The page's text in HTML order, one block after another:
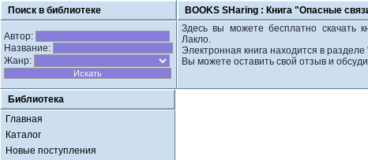
Поиск в библиотеке BOOKS SHaring : Книга "Опасные
Автор:
Название:
Жанр:
Здесь вы можете бесплатно скачать
Лакло.
Электронная книга находится в разделе
Вы можете оставить свой отзыв и
Библиотека
Главная
Каталог
Новые поступления